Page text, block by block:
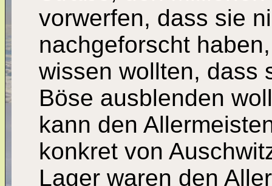
vorwerfen, dass sie
nachgeforscht
wissen wollten, dass
Böse ausblenden
kann den
konkret von
Lager waren den